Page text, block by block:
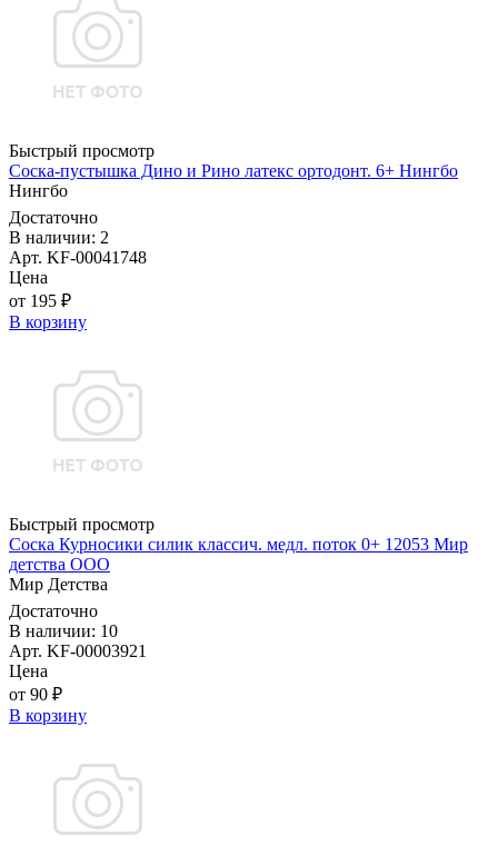
Быстрый просмотр
Соска-пустышка Дино и Рино латекс ортодонт. 6+ Нингбо
Нингбо
Достаточно
В наличии: 2
Арт. KF-00041748
Цена
от 195 ₽
В корзину
Быстрый просмотр
Соска Курносики силик классич. медл. поток 0+ 12053 Мир
детства ООО
Мир Детства
Достаточно
В наличии: 10
Арт. KF-00003921
Цена
от 90 ₽
В корзину